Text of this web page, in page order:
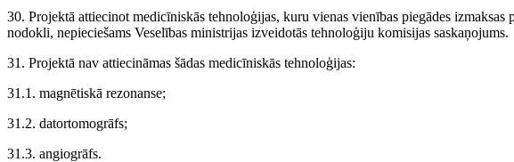
30. Projektā attiecinot medicīniskās tehnoloģijas, kuru vienas vienības piegādes izmaksas
nodokli, nepieciešams Veselības ministrijas izveidotās tehnoloģiju komisijas saskaņojums.
31. Projektā nav attiecināmas šādas medicīniskās tehnoloģijas:
31.1. magnētiskā rezonanse;
31.2. datortomogrāfs;
31.3. angiogrāfs.